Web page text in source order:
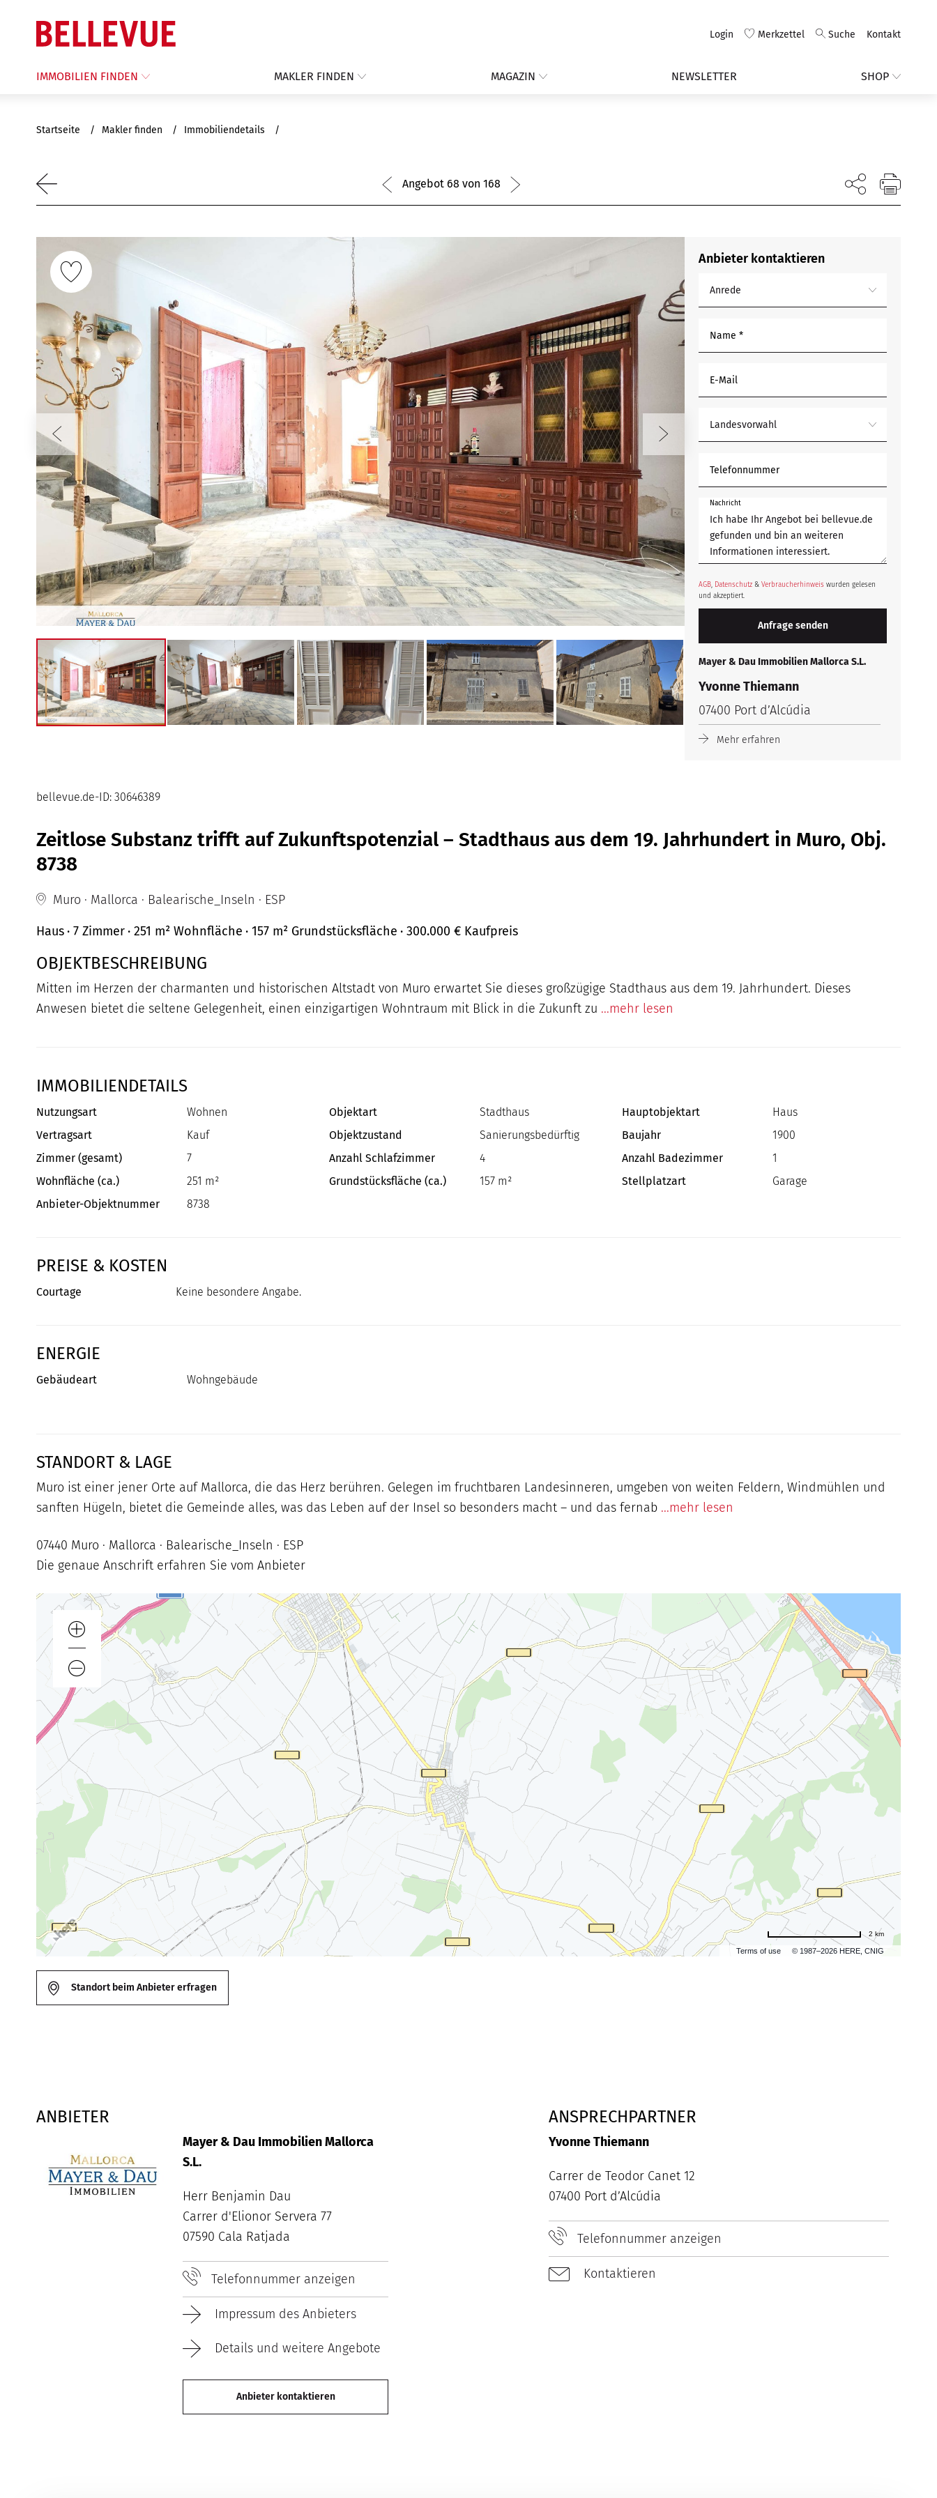
Login Merkzettel Suche Kontakt
IMMOBILIEN FINDEN MAKLER FINDEN MAGAZIN NEWSLETTER SHOP
Startseite Makler finden Immobiliendetails
Angebot 68 von 168
Anbieter kontaktieren
Anrede
Name *
E-Mail
Landesvorwahl
Telefonnummer
Nachricht
AGB, Datenschutz & Verbraucherhinweis wurden gelesen
und akzeptiert.
Mayer & Dau Immobilien Mallorca S.L.
Yvonne Thiemann
07400 Port d’Alcúdia
Mehr erfahren
bellevue.de-ID: 30646389
Zeitlose Substanz trifft auf Zukunftspotenzial – Stadthaus aus dem 19. Jahrhundert in Muro, Obj.
8738
Muro · Mallorca · Balearische_Inseln · ESP
Haus · 7 Zimmer · 251 m² Wohnfläche · 157 m² Grundstücksfläche · 300.000 € Kaufpreis
OBJEKTBESCHREIBUNG
Mitten im Herzen der charmanten und historischen Altstadt von Muro erwartet Sie dieses großzügige Stadthaus aus dem 19. Jahrhundert. Dieses
Anwesen bietet die seltene Gelegenheit, einen einzigartigen Wohntraum mit Blick in die Zukunft zu ...mehr lesen
IMMOBILIENDETAILS
Nutzungsart Wohnen Objektart Stadthaus Hauptobjektart
Haus
Vertragsart
Kauf Objektzustand Sanierungsbedürftig Baujahr
1900
Zimmer (gesamt)
7 Anzahl Schlafzimmer 4 Anzahl Badezimmer
1
Wohnfläche (ca.)
251 m² Grundstücksfläche (ca.) 157 m² Stellplatzart
Garage
Anbieter-Objektnummer
8738
PREISE & KOSTEN
Courtage Keine besondere Angabe.
ENERGIE
Gebäudeart Wohngebäude
STANDORT & LAGE
Muro ist einer jener Orte auf Mallorca, die das Herz berühren. Gelegen im fruchtbaren Landesinneren, umgeben von weiten Feldern, Windmühlen und
sanften Hügeln, bietet die Gemeinde alles, was das Leben auf der Insel so besonders macht – und das fernab ...mehr lesen
07440 Muro · Mallorca · Balearische_Inseln · ESP
Die genaue Anschrift erfahren Sie vom Anbieter
Terms of use © 1987–2026 HERE, CNIG
2 km
Standort beim Anbieter erfragen
ANBIETER
Mayer & Dau Immobilien Mallorca
S.L.
Herr Benjamin Dau
Carrer d'Elionor Servera 77
07590 Cala Ratjada
Telefonnummer anzeigen
Impressum des Anbieters
Details und weitere Angebote
Anbieter kontaktieren
ANSPRECHPARTNER
Yvonne Thiemann
Carrer de Teodor Canet 12
07400 Port d’Alcúdia
Telefonnummer anzeigen
Kontaktieren